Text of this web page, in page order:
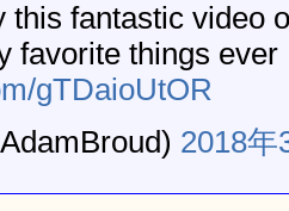
this fantastic video
favorite things ever
gTDaioUtOR
2018年